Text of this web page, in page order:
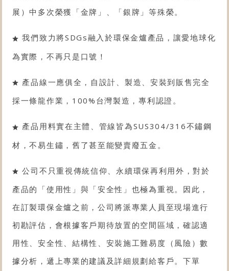
展）中多次榮獲「金牌」、「銀牌」等殊榮。
我們致力將SDGs融入於環保金爐產品，讓愛地球化
為實際，不再只是口號！
產品線一應俱全，自設計、製造、安裝到販售完全
採一條龍作業，100%台灣製造，專利認證。
產品用料實在主體、管線皆為SUS304/316不鏽鋼
材，不易生鏽，舊了甚至能變賣廢五金。
公司不只重視傳統信仰、永續環保再利用外，對於
產品的「使用性」與「安全性」也極為重視。因此，
在訂製環保金爐之前，公司將派專業人員至現場進行
初勘評估，會根據客戶期待放置的空間區域，確認適
用性、安全性、結構性、安裝施工難易度（風險）數
據分析，遞上專業的建議及詳細規劃給客戶。下單